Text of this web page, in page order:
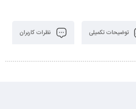
توضیحات تکمیلی نظرات کاربران